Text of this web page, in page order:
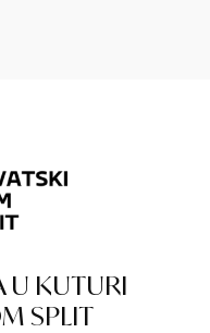
U KUTURI
SPLIT